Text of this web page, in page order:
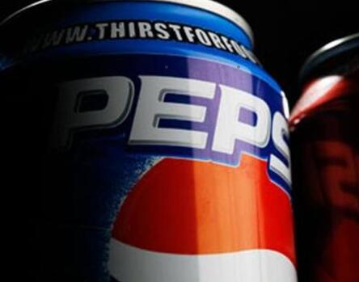
தமிழக ஹோட்டல் சங்கம்
புறக்கணிக்க அதிரடி முடிவு
Sep 03, 2025 11:51 am
செய்தி முன்னோட்டம்
இந்திய பொருட்களுக்கு அமெரிக்கா
அமெரிக்கப் பொருட்களை புறக்கணிக்க
இந்த முடிவை சங்கத் தலைவர்
அமெரிக்கா, இந்தியாவில் இருந்து
அவர் தெரிவித்தார்.
இதனையடுத்து, அமெரிக்க
செய்யப்பட்டதாகவும், அமெரிக்காவில்